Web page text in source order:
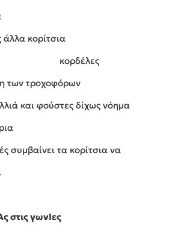
άλλα κορίτσια
των τροχοφόρων
και φούστες δίχως νόημα
συμβαίνει τα κορίτσια να
στις γωνIες